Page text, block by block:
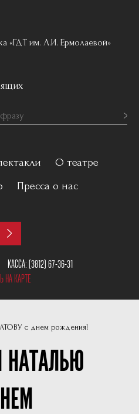
«ГДТ им. Л.И. Ермолаевой»
Вечерний репертуар
Пушкинская карта
О театре
История
Наши партнеры
Учредители
Пресса о нас
КАССА:(3812) 67-36-31
НА КАРТЕ
с днем рождения!
НАТАЛЬЮ